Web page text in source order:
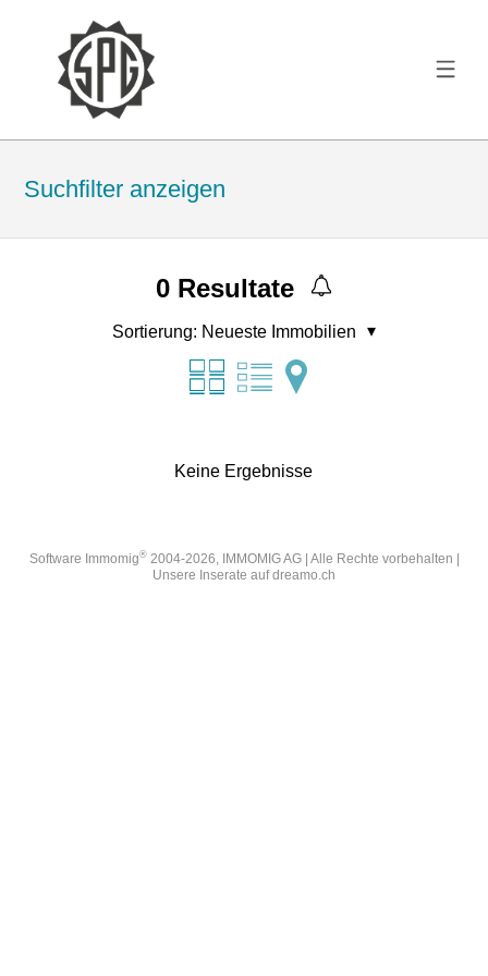
Suchfilter anzeigen
0Resultate
Sortierung: Neueste Immobilien
Keine Ergebnisse
Software Immomig®2004-2026, IMMOMIG AG | Alle Rechte vorbehalten |
Unsere Inserate aufdreamo.ch